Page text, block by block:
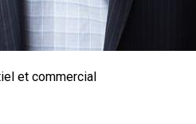
et commercial